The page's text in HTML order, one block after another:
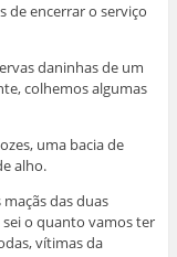
de encerrar o serviço
daninhas de um
colhemos algumas
uma bacia de
alho.
das duas
o quanto vamos ter
vítimas da